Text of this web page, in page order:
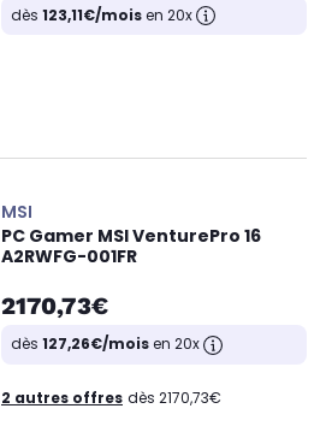
dès 123,11€/moisen 20x
MSI
PC Gamer MSI VenturePro 16
A2RWFG-001FR
2170,73€
dès 127,26€/moisen 20x
2 autres offres dès 2170,73€